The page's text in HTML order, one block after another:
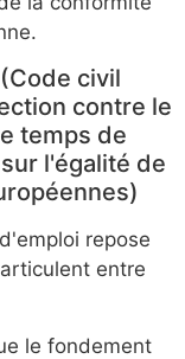
civil
contre le
temps de
l'égalité de
repose
entre
le fondement